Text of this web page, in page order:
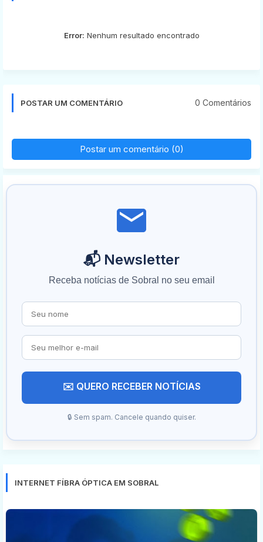
Error: Nenhum resultado encontrado
POSTAR UM COMENTÁRIO 0 Comentários
Postar um comentário (0)
📬 Newsletter
Receba notícias de Sobral no seu email
✉️ QUERO RECEBER NOTÍCIAS
🔒 Sem spam. Cancele quando quiser.
INTERNET FÍBRA ÓPTICA EM SOBRAL